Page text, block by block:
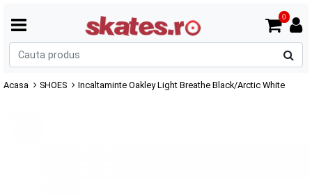
0
Acasa SHOES Incaltaminte Oakley Light Breathe Black/Arctic White